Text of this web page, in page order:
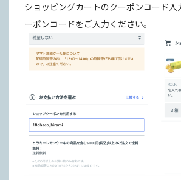
ショッピングカートのクーポンコード入
ーポンコードをご入力ください。